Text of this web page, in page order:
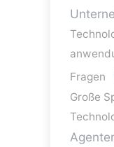
Fragen
Große